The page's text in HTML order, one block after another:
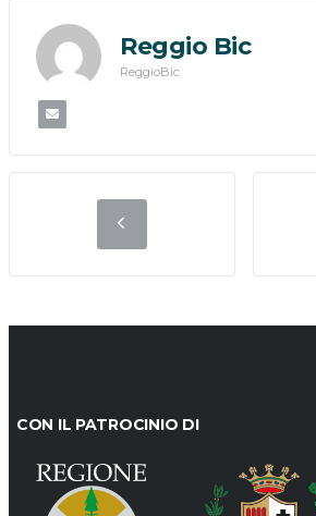
Reggio Bic
ReggioBic
CON IL PATROCINIO DI